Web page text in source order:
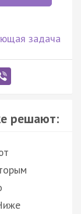
задача
решают: